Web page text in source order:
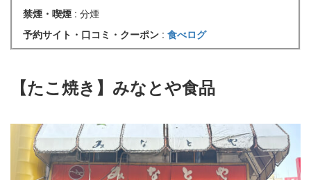
禁煙・喫煙 : 分煙
予約サイト・口コミ・クーポン : 食べログ
【たこ焼き】みなとや食品